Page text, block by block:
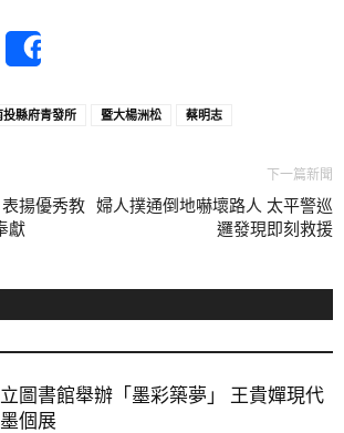
Line
投縣府青發所 暨大楊洲松 蔡明志
揚優秀教
獻
下一篇新聞
婦人撲通倒地嚇壞路人 太平警巡
邏發現即刻救援
圖書館舉辦「墨彩築夢」 王貴嬋現代
個展